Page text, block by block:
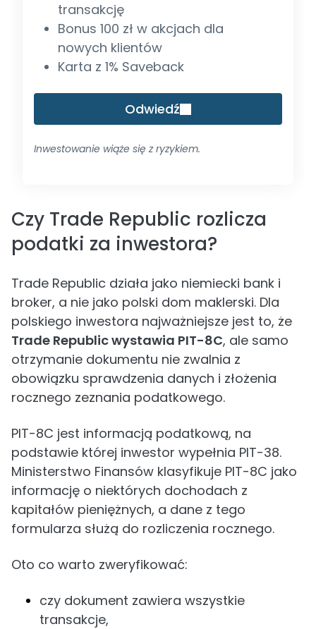
transakcję
Bonus 100 zł w akcjach dla
nowych klientów
Karta z 1% Saveback
Odwiedź
Inwestowanie wiąże się z ryzykiem.
Czy Trade Republic rozlicza
podatki za inwestora?
Trade Republic działa jako niemiecki bank i
broker, a nie jako polski dom maklerski. Dla
polskiego inwestora najważniejsze jest to, że
Trade Republic wystawia PIT-8C, ale samo
otrzymanie dokumentu nie zwalnia z
obowiązku sprawdzenia danych i złożenia
rocznego zeznania podatkowego.
PIT-8C jest informacją podatkową, na
podstawie której inwestor wypełnia PIT-38.
Ministerstwo Finansów klasyfikuje PIT-8C jako
informację o niektórych dochodach z
kapitałów pieniężnych, a dane z tego
formularza służą do rozliczenia rocznego.
Oto co warto zweryfikować:
czy dokument zawiera wszystkie
transakcje,